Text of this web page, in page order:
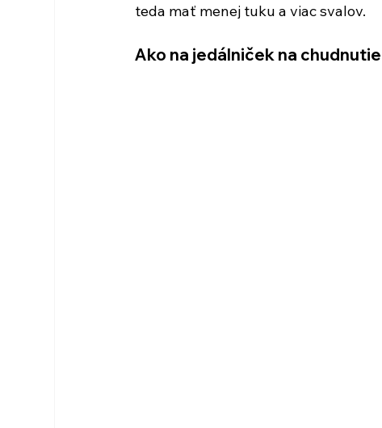
teda mať menej tuku a viac svalov.
Ako na jedálniček na